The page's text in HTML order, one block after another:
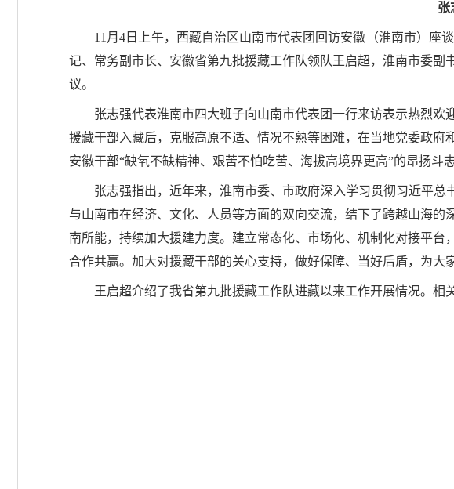
张
11月4日上午，西藏自治区山南市代表团回访安徽（淮南市）座
记、常务副市长、安徽省第九批援藏工作队领队王启超，淮南市委
议。
张志强代表淮南市四大班子向山南市代表团一行来访表示热烈
援藏干部入藏后，克服高原不适、情况不熟等困难，在当地党委政
安徽干部“缺氧不缺精神、艰苦不怕吃苦、海拔高境界更高”的昂扬斗
张志强指出，近年来，淮南市委、市政府深入学习贯彻习近平
与山南市在经济、文化、人员等方面的双向交流，结下了跨越山海
南所能，持续加大援建力度。建立常态化、市场化、机制化对接平
合作共赢。加大对援藏干部的关心支持，做好保障、当好后盾，为大
王启超介绍了我省第九批援藏工作队进藏以来工作开展情况。相